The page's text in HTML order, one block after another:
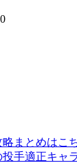
まとめはこ
手適正キャ